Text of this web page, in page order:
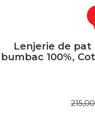
Lenjerie de pat
bumbac 100%,